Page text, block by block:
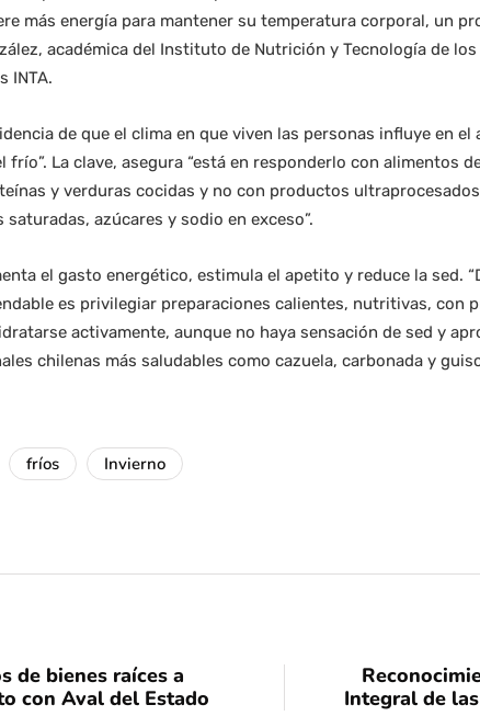
más energía para mantener su temperatura corporal, un
académica del Instituto de Nutrición y Tecnología de
INTA.
de que el clima en que viven las personas influye en
frío”. La clave, asegura “está en responderlo con alimentos
y verduras cocidas y no con productos
saturadas, azúcares y sodio en exceso”.
el gasto energético, estimula el apetito y reduce la sed.
es privilegiar preparaciones calientes, nutritivas, con
activamente, aunque no haya sensación de sed y
chilenas más saludables como cazuela, carbonada y
fríos Invierno
de bienes raíces a
con Aval del Estado
Integral de